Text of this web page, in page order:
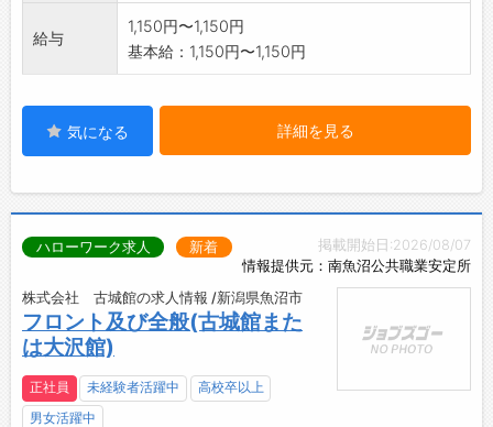
給与
1,150円〜1,150円
基本給：1,150円〜1,150円
気になる 詳細を見る
掲載開始日:2026/08/07
情報提供元：南魚沼公共職業安定所
ハローワーク求人 新着
株式会社 古城館の求人情報 /新潟県魚沼市
フロント及び全般(古城館また
は大沢館)
正社員 未経験者活躍中
高校卒以上
男女活躍中